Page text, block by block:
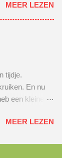
maar
mij ;)
zeggen :)
editen van
over,
nooit gedaan,
;) Benie...
privé in zwaar
in een
van het
mijn telefoon
en bleef mij
en niet
om 2 uur
van 1 uur.
Geniet effe
MEER LEZEN
tijdje.
En nu
een kleine
flowers &
MEER LEZEN